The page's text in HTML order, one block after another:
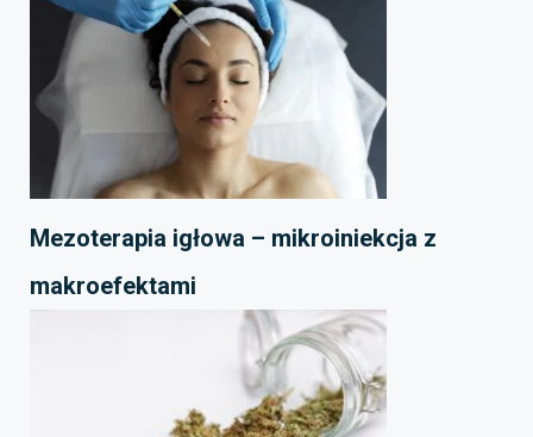
Mezoterapia igłowa – mikroiniekcja z
makroefektami